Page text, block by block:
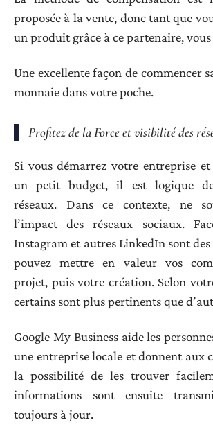
proposée à la vente, donc tant que
un produit grâce à ce partenaire,
Une excellente façon de commencer
monnaie dans votre poche.
Profitez de la Force et visibilité des
Si vous démarrez votre entreprise
un petit budget, il est logique
réseaux. Dans ce contexte, ne
l’impact des réseaux sociaux.
Instagram et autres LinkedIn sont
pouvez mettre en valeur vos
projet, puis votre création. Selon
certains sont plus pertinents que
Google My Business aide les
une entreprise locale et donnent aux
la possibilité de les trouver
informations sont ensuite
toujours à jour.